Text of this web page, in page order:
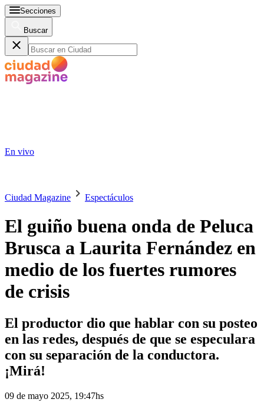
Secciones
Buscar
En vivo
Ciudad Magazine Espectáculos
El guiño buena onda de Peluca
Brusca a Laurita Fernández en
medio de los fuertes rumores
de crisis
El productor dio que hablar con su posteo
en las redes, después de que se especulara
con su separación de la conductora.
¡Mirá!
09 de mayo 2025, 19:47hs